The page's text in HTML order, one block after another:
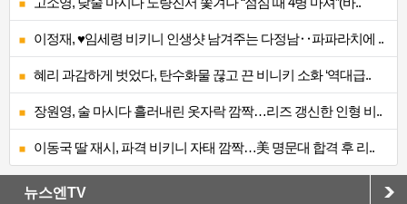
이정재, ♥임세령 비키니 인생샷 남겨주는 다정남‥파파라치에 ..
혜리 과감하게 벗었다, 탄수화물 끊고 끈 비니키 소화 ‘역대급..
장원영, 술 마시다 흘러내린 옷자락 깜짝…리즈 갱신한 인형 비..
이동국 딸 재시, 파격 비키니 자태 깜짝…美 명문대 합격 후 리..
뉴스엔TV